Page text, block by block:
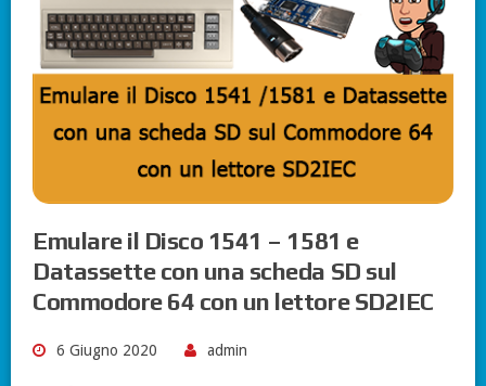
Emulare il Disco 1541 – 1581 e
Datassette con una scheda SD sul
Commodore 64 con un lettore SD2IEC
6 Giugno 2020 admin